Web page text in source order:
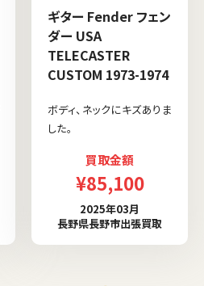
ギター Fender フェン
ダー USA
TELECASTER
CUSTOM 1973-1974
ボディ、ネックにキズありま
した。
買取金額
¥85,100
2025年03月
長野県長野市出張買取